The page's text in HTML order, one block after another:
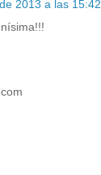
2013 a las 15:42